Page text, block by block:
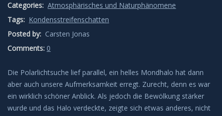
Leuchtende Nachtwolken
Lichtsäulen
Mondhalos
Oppositionseffekt
Categories: Atmosphärisches und Naturphänomene
Tags: Kondensstreifenschatten
Posted by: Carsten Jonas
Comments: 0
Die Polarlichtsuche lief parallel, ein helles Mondhalo hat dann
aber auch unsere Aufmerksamkeit erregt. Zurecht, denn es war
ein wirklich schöner Anblick. Als jedoch die Bewölkung stärker
wurde und das Halo verdeckte, zeigte sich etwas anderes, nicht